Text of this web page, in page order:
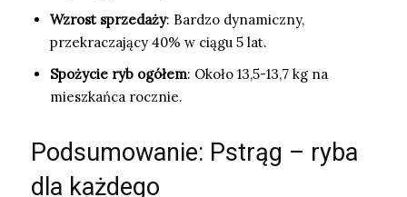
Wzrost sprzedaży: Bardzo dynamiczny,
przekraczający 40% w ciągu 5 lat.
Spożycie ryb ogółem: Około 13,5-13,7 kg na
mieszkańca rocznie.
Podsumowanie: Pstrąg – ryba
dla każdego